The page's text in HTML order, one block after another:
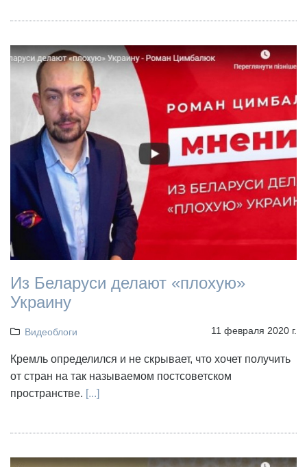
Из Беларуси делают «плохую»
Украину
Видеоблоги 11 февраля 2020 г.
Кремль определился и не скрывает, что хочет получить
от стран на так называемом постсоветском
пространстве. [...]